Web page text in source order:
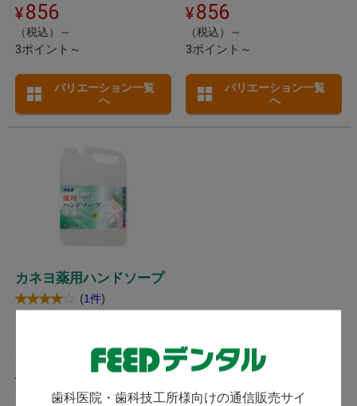
歯科医院・歯科技工所様向けの通信販売サイ
856
（税込）～
3ポイント～
バリエーション一覧
へ
856
（税込）～
3ポイント～
バリエーション一覧
へ
カネヨ薬用ハンドソープ
(1件)
発送：
翌営業日
（税込）